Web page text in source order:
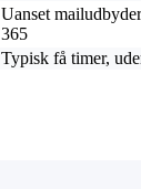
Uanset
365
Typisk få timer,